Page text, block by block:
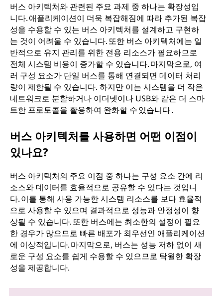
버스 아키텍처와 관련된 주요 과제 중 하나는 확장성입
니다. 애플리케이션이 더욱 복잡해짐에 따라 추가된 복잡
성을 수용할 수 있는 버스 아키텍처를 설계하고 구현하
는 것이 어려울 수 있습니다. 또한 버스 아키텍처에는 일
반적으로 유지 관리를 위한 전용 리소스가 필요하므로
전체 시스템 비용이 증가할 수 있습니다. 마지막으로, 여
러 구성 요소가 단일 버스를 통해 연결되면 데이터 처리
량이 제한될 수 있습니다. 하지만 이는 시스템을 더 작은
네트워크로 분할하거나 이더넷이나 USB와 같은 더 스마
트한 프로토콜을 활용하여 완화할 수 있습니다 .
버스 아키텍처를 사용하면 어떤 이점이
있나요?
버스 아키텍처의 주요 이점 중 하나는 구성 요소 간에 리
소스와 데이터를 효율적으로 공유할 수 있다는 것입니
다. 이를 통해 사용 가능한 시스템 리소스를 보다 효율적
으로 사용할 수 있으며 결과적으로 성능과 안정성이 향
상될 수 있습니다. 또한 버스에는 최소한의 설정이 필요
한 경우가 많으므로 빠른 배포가 최우선인 애플리케이션
에 이상적입니다. 마지막으로, 버스는 성능 저하 없이 새
로운 구성 요소를 쉽게 수용할 수 있으므로 탁월한 확장
성을 제공합니다.